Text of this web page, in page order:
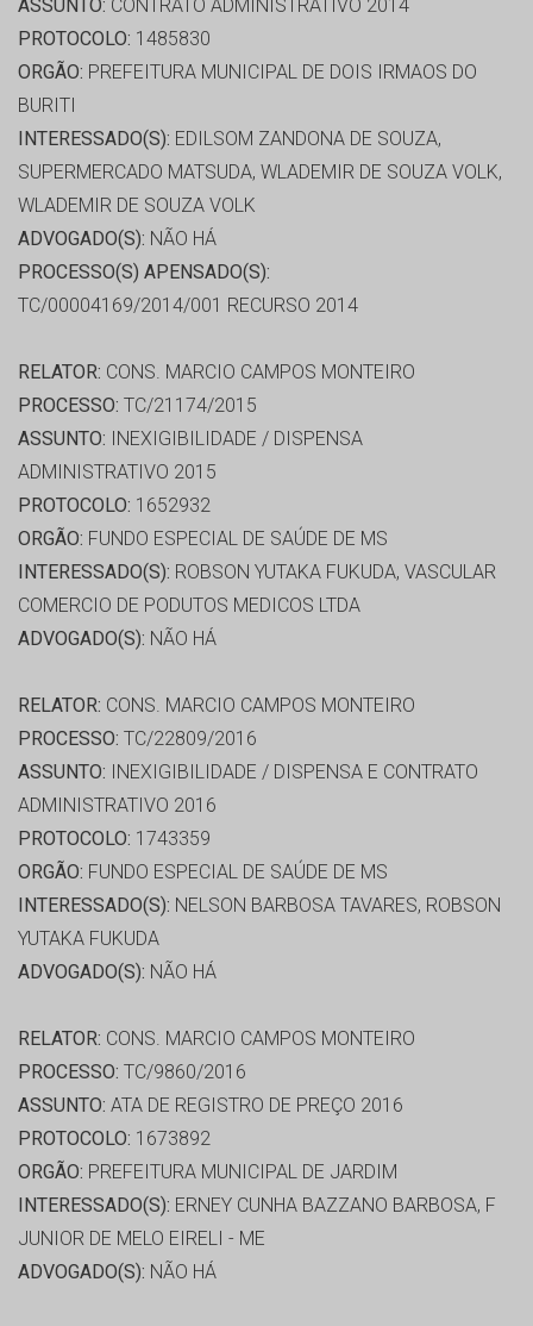
ASSUNTO: CONTRATO ADMINISTRATIVO 2014
PROTOCOLO: 1485830
ORGÃO: PREFEITURA MUNICIPAL DE DOIS IRMAOS DO
BURITI
INTERESSADO(S): EDILSOM ZANDONA DE SOUZA,
SUPERMERCADO MATSUDA, WLADEMIR DE SOUZA VOLK,
WLADEMIR DE SOUZA VOLK
ADVOGADO(S): NÃO HÁ
PROCESSO(S) APENSADO(S):
TC/00004169/2014/001 RECURSO 2014
RELATOR: CONS. MARCIO CAMPOS MONTEIRO
PROCESSO: TC/21174/2015
ASSUNTO: INEXIGIBILIDADE / DISPENSA
ADMINISTRATIVO 2015
PROTOCOLO: 1652932
ORGÃO: FUNDO ESPECIAL DE SAÚDE DE MS
INTERESSADO(S): ROBSON YUTAKA FUKUDA, VASCULAR
COMERCIO DE PODUTOS MEDICOS LTDA
ADVOGADO(S): NÃO HÁ
RELATOR: CONS. MARCIO CAMPOS MONTEIRO
PROCESSO: TC/22809/2016
ASSUNTO: INEXIGIBILIDADE / DISPENSA E CONTRATO
ADMINISTRATIVO 2016
PROTOCOLO: 1743359
ORGÃO: FUNDO ESPECIAL DE SAÚDE DE MS
INTERESSADO(S): NELSON BARBOSA TAVARES, ROBSON
YUTAKA FUKUDA
ADVOGADO(S): NÃO HÁ
RELATOR: CONS. MARCIO CAMPOS MONTEIRO
PROCESSO: TC/9860/2016
ASSUNTO: ATA DE REGISTRO DE PREÇO 2016
PROTOCOLO: 1673892
ORGÃO: PREFEITURA MUNICIPAL DE JARDIM
INTERESSADO(S): ERNEY CUNHA BAZZANO BARBOSA, F
JUNIOR DE MELO EIRELI - ME
ADVOGADO(S): NÃO HÁ